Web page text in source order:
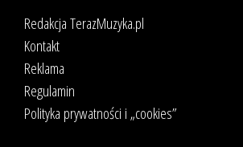
Redakcja TerazMuzyka.pl
Kontakt
Reklama
Regulamin
Polityka prywatności i „cookies”